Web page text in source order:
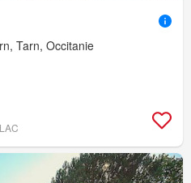
Tarn, Occitanie